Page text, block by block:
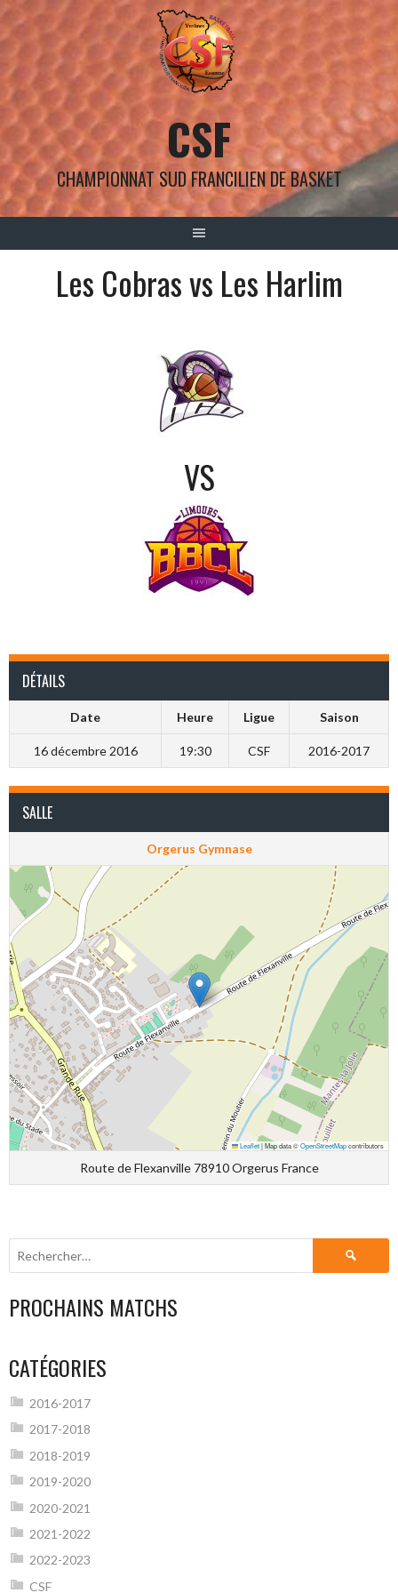
Aller
au
CSF
CHAMPIONNAT SUD FRANCILIEN DE BASKET
Les Cobras vs Les Harlim
VS
DÉTAILS
Date Heure Ligue Saison
16 décembre 2016 19:30 CSF 2016-2017
SALLE
Orgerus Gymnase
Leaflet|Map data ©OpenStreetMapcontributors
Route de Flexanville 78910 Orgerus France
Rechercher :
PROCHAINS MATCHS
CATÉGORIES
2016-2017
2017-2018
2018-2019
2019-2020
2020-2021
2021-2022
2022-2023
CSF